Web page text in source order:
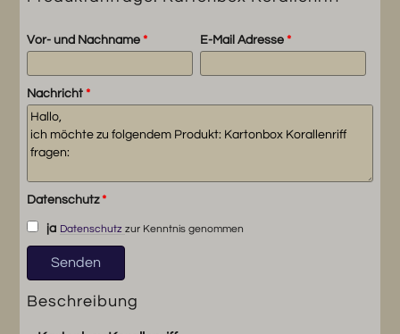
Vor- und Nachname* E-Mail Adresse *
Nachricht*
Datenschutz*
ja Datenschutz zur Kenntnis genommen
Beschreibung